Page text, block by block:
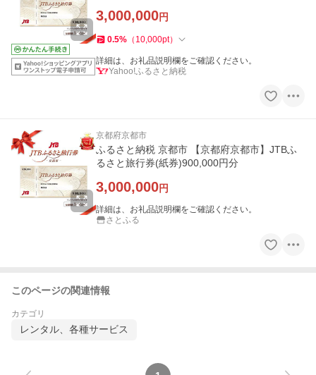
3,000,000円
0.5% （ 10,000pt）
詳細は、お礼品説明欄をご確認ください。
Yahoo!ふるさと納税
京都府京都市
ふるさと納税 京都市 【京都府京都市】JTBふ
るさと旅行券(紙券)900,000円分
3,000,000円
詳細は、お礼品説明欄をご確認ください。
さとふる
このページの関連情報
カテゴリ
レンタル、各種サービス